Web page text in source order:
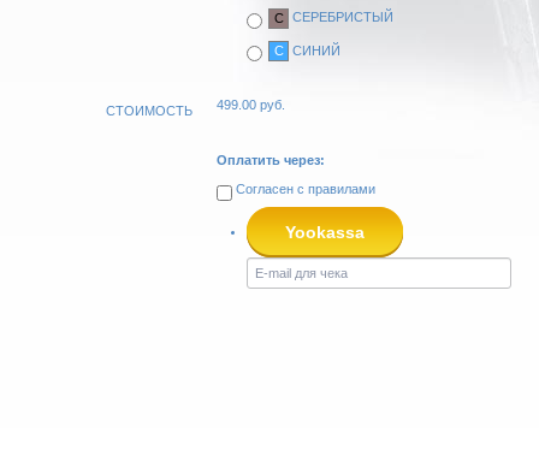
C СЕРЕБРИСТЫЙ
C СИНИЙ
СТОИМОСТЬ 499.00 руб.
Оплатить через:
Согласен с правилами
Yookassa